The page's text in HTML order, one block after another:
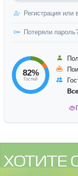
Регистрация или
Потеряли
82%
Гостей
ХОТИТЕ